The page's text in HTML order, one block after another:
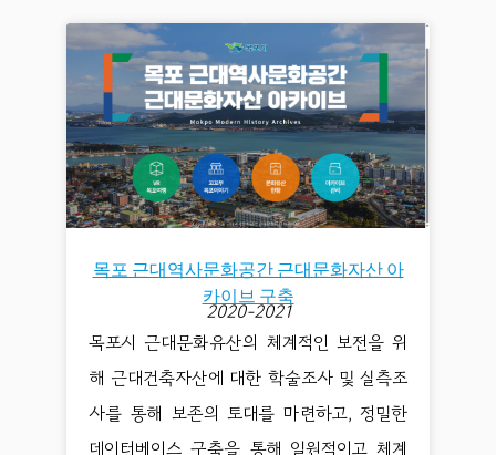
목포 근대역사문화공간 근대문화자산 아
카이브 구축
2020-2021
목포시 근대문화유산의 체계적인 보전을 위
해 근대건축자산에 대한 학술조사 및 실측조
사를 통해 보존의 토대를 마련하고, 정밀한
데이터베이스 구축을 통해 일원적이고 체계